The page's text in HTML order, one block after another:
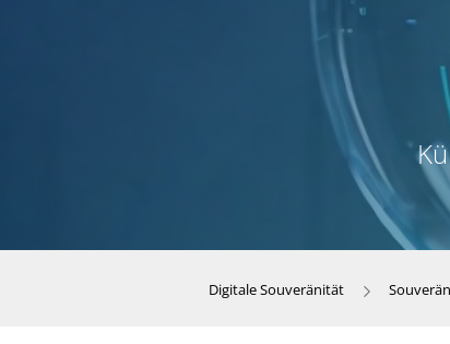
​​Digitale Souveränität​